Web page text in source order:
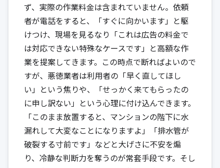
ず、実際の作業料金は含まれていません。依頼
者が電話をすると、「すぐに向かいます」と駆
けつけ、現場を見るなり「これは広告の料金で
は対応できない特殊なケースです」と高額な作
業を提案してきます。この時点で断ればよいので
すが、悪徳業者は利用者の「早く直してほし
い」という焦りや、「せっかく来てもらったの
に申し訳ない」という心理に付け込んできます。
「このまま放置すると、マンションの階下に水
漏れして大変なことになりますよ」「排水管が
破裂する寸前です」などと大げさに不安を煽
り、冷静な判断力を奪うのが常套手段です。そし